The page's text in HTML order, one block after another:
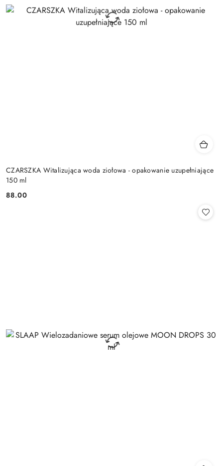
CZARSZKA Witalizująca woda ziołowa - opakowanie uzupełniające
150 ml
Cena:
88.00